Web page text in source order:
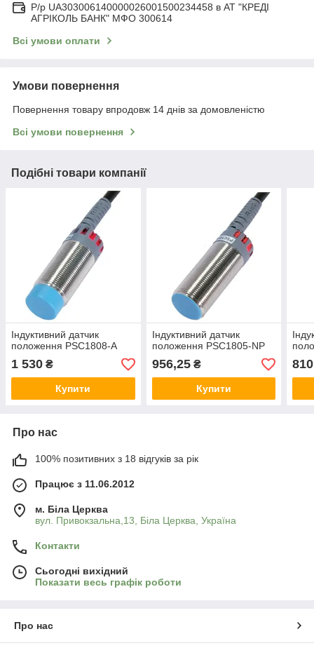
Р/р UA303006140000026001500234458 в АТ "КРЕДІ
АГРІКОЛЬ БАНК" МФО 300614
Всі умови оплати
Умови повернення
Повернення товару впродовж 14 днів за домовленістю
Всі умови повернення
Подібні товари компанії
Індуктивний датчик
положення PSC1808-A
1 530 ₴
Купити
Індуктивний датчик
положення PSC1805-NP
956,25₴
Купити
810
Про нас
100% позитивних з 18 відгуків за рік
Працює з 11.06.2012
м. Біла Церква
вул. Привокзальна,13, Біла Церква, Україна
Контакти
Сьогодні вихідний
Показати весь графік роботи
Про нас